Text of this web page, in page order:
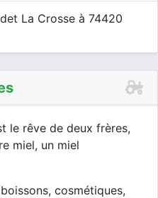
La Crosse à 74420
le rêve de deux frères,
miel, un miel
cosmétiques,